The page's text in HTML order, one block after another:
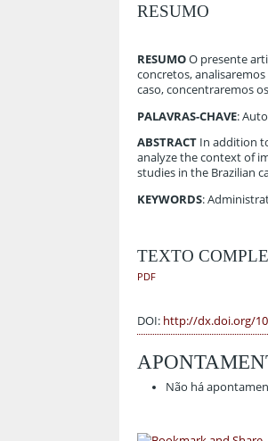
RESUMO
RESUMOO presente
concretos,
caso, concentraremos
PALAVRAS-CHAVE:
ABSTRACT In addition
analyze the context of
studies in the Brazilian
KEYWORDS:
TEXTO
PDF
DOI: http://dx.doi.org/
Não há